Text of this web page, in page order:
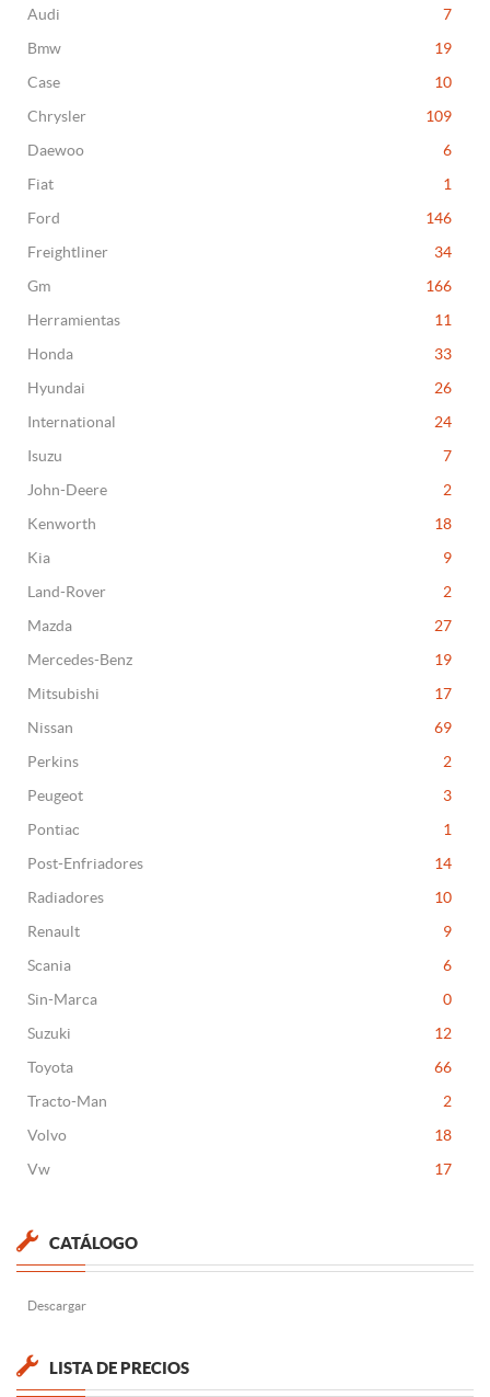
Audi
7
Bmw
19
Case
10
Chrysler
109
Daewoo
6
Fiat
1
Ford
146
Freightliner
34
Gm
166
Herramientas
11
Honda
33
Hyundai
26
International
24
Isuzu
7
John-Deere
2
Kenworth
18
Kia
9
Land-Rover
2
Mazda
27
Mercedes-Benz
19
Mitsubishi
17
Nissan
69
Perkins
2
Peugeot
3
Pontiac
1
Post-Enfriadores
14
Radiadores
10
Renault
9
Scania
6
Sin-Marca
0
Suzuki
12
Toyota
66
Tracto-Man
2
Volvo
18
Vw
17
CATÁLOGO
Descargar
LISTA DE PRECIOS